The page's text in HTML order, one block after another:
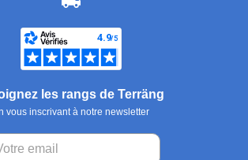
les rangs de Terräng
vous inscrivant à notre newsletter